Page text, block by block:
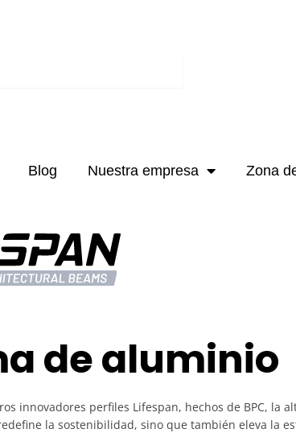
Blog Nuestra empresa Zona
de aluminio
innovadores perfiles Lifespan, hechos de BPC, la
la sostenibilidad, sino que también eleva la